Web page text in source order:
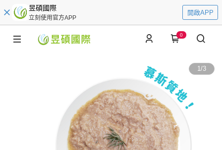
昱碩國際
立刻使用官方APP
開啟APP
0
1/3